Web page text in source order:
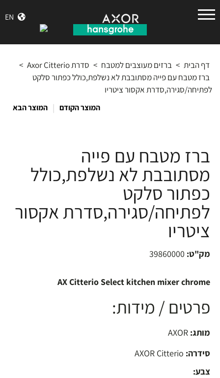
EN
גרואה
דף הבית > ברזים מעוצבים למטבח > סדרת Axor Citterio
>
ברז מטבח עם פייה מסתובבת לא נשלפת,כולל כפתור סלקט
לפתיחה/סגירה,סדרת אקסור ציטריו
המוצר הקודם | המוצר הבא
ברז מטבח עם פייה
מסתובבת לא נשלפת,כולל
כפתור סלקט
לפתיחה/סגירה,סדרת אקסור
ציטריו
מק"ט: 39860000
AX Citterio Select kitchen mixer chrome
פרטים / מידות:
מותג:
סידרה:
צבע: